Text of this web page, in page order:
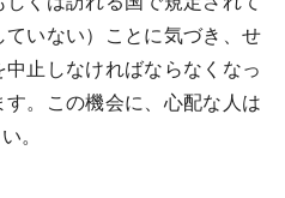
いない）ことに気づき、せ
止しなければならなくなっ
。この機会に、心配な人は
。